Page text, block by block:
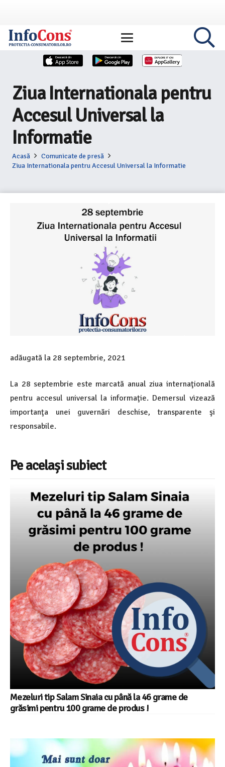
Ziua Internationala pentru
Accesul Universal la
Informatie
Acasă
Comunicate de presă
Ziua Internationala pentru Accesul Universal la Informatie
adăugată la 28 septembrie, 2021
La 28 septembrie este marcată anual ziua internaţională
pentru accesul universal la informaţie. Demersul vizează
importanţa unei guvernări deschise, transparente şi
responsabile.
Pe același subiect
Mezeluri tip Salam Sinaia cu până la 46 grame de
grăsimi pentru 100 grame de produs !